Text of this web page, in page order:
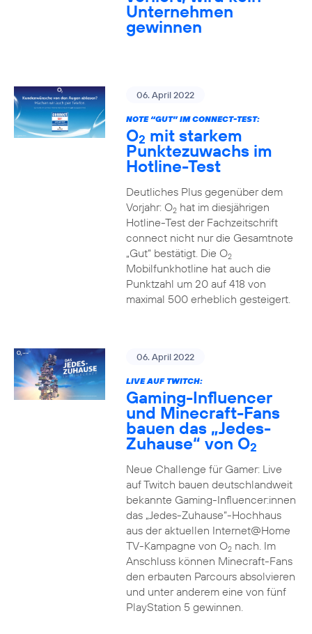
Unternehmen
gewinnen
06. April 2022
NOTE “GUT” IM CONNECT-TEST:
O2 mit starkem
Punktezuwachs im
Hotline-Test
Deutliches Plus gegenüber dem
Vorjahr: O2hat im diesjährigen
Hotline-Test der Fachzeitschrift
connect nicht nur die Gesamtnote
„Gut“ bestätigt. Die O2
Mobilfunkhotline hat auch die
Punktzahl um 20 auf 418 von
maximal 500 erheblich gesteigert.
06. April 2022
LIVE AUF TWITCH:
Gaming-Influencer
und Minecraft-Fans
bauen das „Jedes-
Zuhause“ von O2
Neue Challenge für Gamer: Live
auf Twitch bauen deutschlandweit
bekannte Gaming-Influencer:innen
das „Jedes-Zuhause“-Hochhaus
aus der aktuellen Internet@Home
TV-Kampagne von O2nach. Im
Anschluss können Minecraft-Fans
den erbauten Parcours absolvieren
und unter anderem eine von fünf
PlayStation 5 gewinnen.